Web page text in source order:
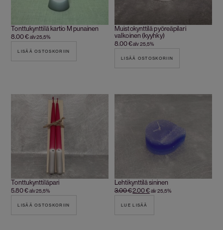
Tonttukynttilä kartio M punainen
8.00€alv 25,5%
LISÄÄ OSTOSKORIIN
Muistokynttilä pyöreäpilari
valkoinen (kyyhky)
8.00€alv 25,5%
LISÄÄ OSTOSKORIIN
Tonttukynttiläpari
5.80€alv 25,5%
LISÄÄ OSTOSKORIIN
Lehtikynttilä sininen
3.00€2.00€alv 25,5%
LUE LISÄÄ